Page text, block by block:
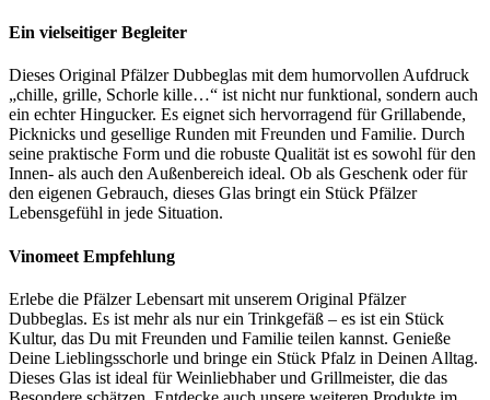
Ein vielseitiger Begleiter
Dieses Original Pfälzer Dubbeglas mit dem humorvollen Aufdruck
„chille, grille, Schorle kille…“ ist nicht nur funktional, sondern auch
ein echter Hingucker. Es eignet sich hervorragend für Grillabende,
Picknicks und gesellige Runden mit Freunden und Familie. Durch
seine praktische Form und die robuste Qualität ist es sowohl für den
Innen- als auch den Außenbereich ideal. Ob als Geschenk oder für
den eigenen Gebrauch, dieses Glas bringt ein Stück Pfälzer
Lebensgefühl in jede Situation.
Vinomeet Empfehlung
Erlebe die Pfälzer Lebensart mit unserem Original Pfälzer
Dubbeglas. Es ist mehr als nur ein Trinkgefäß – es ist ein Stück
Kultur, das Du mit Freunden und Familie teilen kannst. Genieße
Deine Lieblingsschorle und bringe ein Stück Pfalz in Deinen Alltag.
Dieses Glas ist ideal für Weinliebhaber und Grillmeister, die das